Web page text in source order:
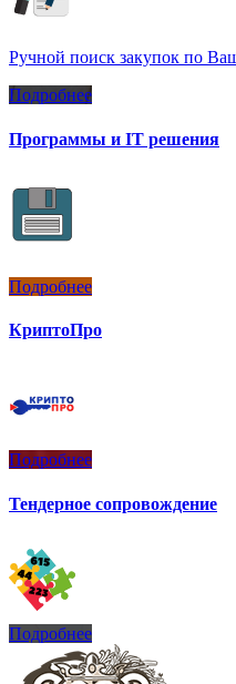
Ручной поиск закупок по
Подробнее
Программы и IT решения
Подробнее
КриптоПро
Подробнее
Тендерное сопровождение
Подробнее